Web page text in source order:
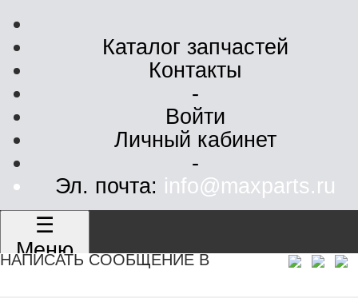
Каталог запчастей
Контакты
-
Войти
Личный кабинет
-
Эл. почта: info@maxparts.ru
☰
Меню
НАПИСАТЬ СООБЩЕНИЕ В